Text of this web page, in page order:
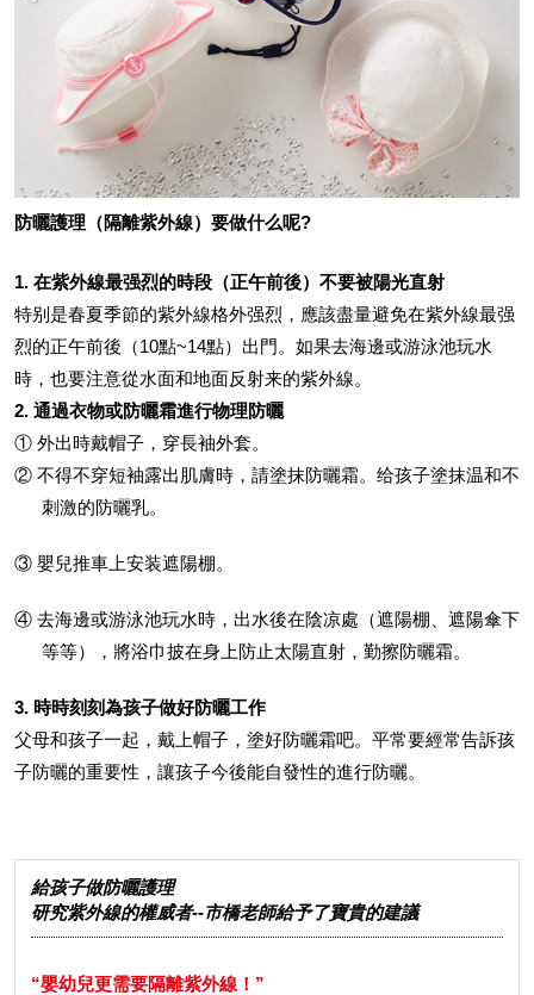
防曬護理（隔離紫外線）要做什么呢?
1. 在紫外線最强烈的時段（正午前後）不要被陽光直射
特别是春夏季節的紫外線格外强烈，應該盡量避免在紫外線最强
烈的正午前後（10點~14點）出門。如果去海邊或游泳池玩水
時，也要注意從水面和地面反射来的紫外線。
2. 通過衣物或防曬霜進行物理防曬
① 外出時戴帽子，穿長袖外套。
② 不得不穿短袖露出肌膚時，請塗抹防曬霜。给孩子塗抹温和不
刺激的防曬乳。
③ 嬰兒推車上安装遮陽棚。
④ 去海邊或游泳池玩水時，出水後在陰凉處（遮陽棚、遮陽傘下
等等），將浴巾披在身上防止太陽直射，勤擦防曬霜。
3. 時時刻刻為孩子做好防曬工作
父母和孩子一起，戴上帽子，塗好防曬霜吧。平常要經常告訴孩
子防曬的重要性，讓孩子今後能自發性的進行防曬。
給孩子做防曬護理
研究紫外線的權威者--市橋老師給予了寶貴的建議
“嬰幼兒更需要隔離紫外線！”